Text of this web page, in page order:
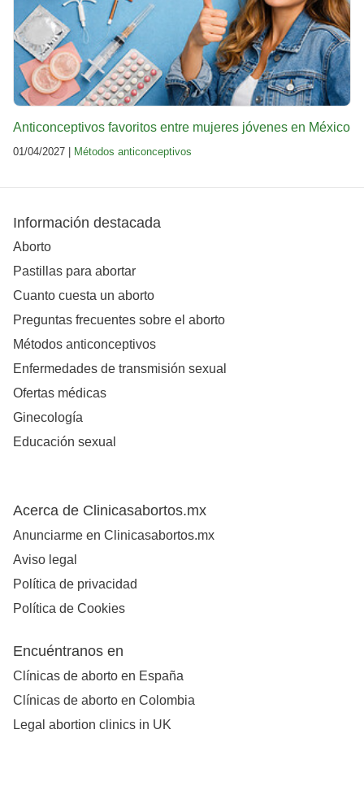
Anticonceptivos favoritos entre mujeres jóvenes en México
01/04/2027 | Métodos anticonceptivos
Información destacada
Aborto
Pastillas para abortar
Cuanto cuesta un aborto
Preguntas frecuentes sobre el aborto
Métodos anticonceptivos
Enfermedades de transmisión sexual
Ofertas médicas
Ginecología
Educación sexual
Acerca de Clinicasabortos.mx
Anunciarme en Clinicasabortos.mx
Aviso legal
Política de privacidad
Política de Cookies
Encuéntranos en
Clínicas de aborto en España
Clínicas de aborto en Colombia
Legal abortion clinics in UK